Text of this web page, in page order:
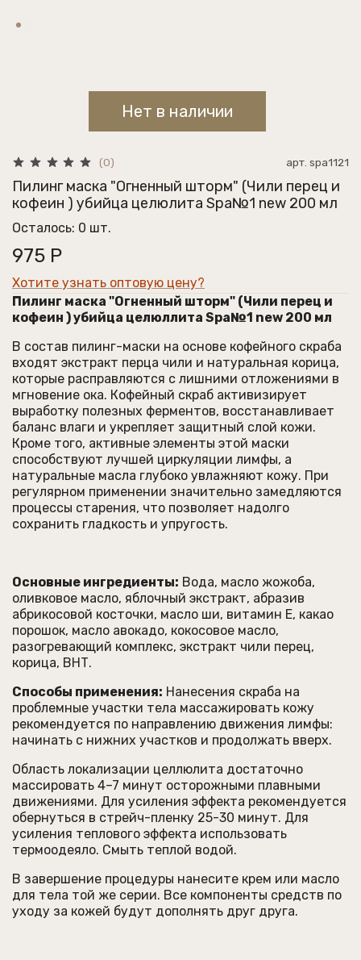
Нет в наличии
(0) арт. spa1121
Пилинг маска "Огненный шторм" (Чили перец и
кофеин ) убийца целюлита Spa№1 new 200 мл
Осталось: 0 шт.
975 Р
Хотите узнать оптовую цену?
Пилинг маска "Огненный шторм" (Чили перец и
кофеин ) убийца целюллита Spa№1 new 200 мл
В состав пилинг-маски на основе кофейного скраба
входят экстракт перца чили и натуральная корица,
которые расправляются с лишними отложениями в
мгновение ока. Кофейный скраб активизирует
выработку полезных ферментов, восстанавливает
баланс влаги и укрепляет защитный слой кожи.
Кроме того, активные элементы этой маски
способствуют лучшей циркуляции лимфы, а
натуральные масла глубоко увлажняют кожу. При
регулярном применении значительно замедляются
процессы старения, что позволяет надолго
сохранить гладкость и упругость.
Основные ингредиенты: Вода, масло жожоба,
оливковое масло, яблочный экстракт, абразив
абрикосовой косточки, масло ши, витамин Е, какао
порошок, масло авокадо, кокосовое масло,
разогревающий комплекс, экстракт чили перец,
корица, ВНТ.
Способы применения: Нанесения скраба на
проблемные участки тела массажировать кожу
рекомендуется по направлению движения лимфы:
начинать с нижних участков и продолжать вверх.
Область локализации целлюлита достаточно
массировать 4–7 минут осторожными плавными
движениями. Для усиления эффекта рекомендуется
обернуться в стрейч-пленку 25-30 минут. Для
усиления теплового эффекта использовать
термоодеяло. Смыть теплой водой.
В завершение процедуры нанесите крем или масло
для тела той же серии. Все компоненты средств по
уходу за кожей будут дополнять друг друга.